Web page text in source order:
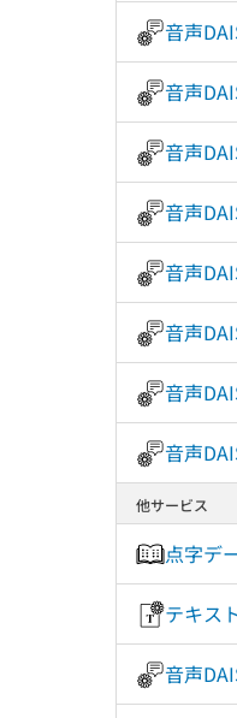
音声
音声
音声
音声
音声
音声
音声
音声
他サービス
点字デ
テキス
音声